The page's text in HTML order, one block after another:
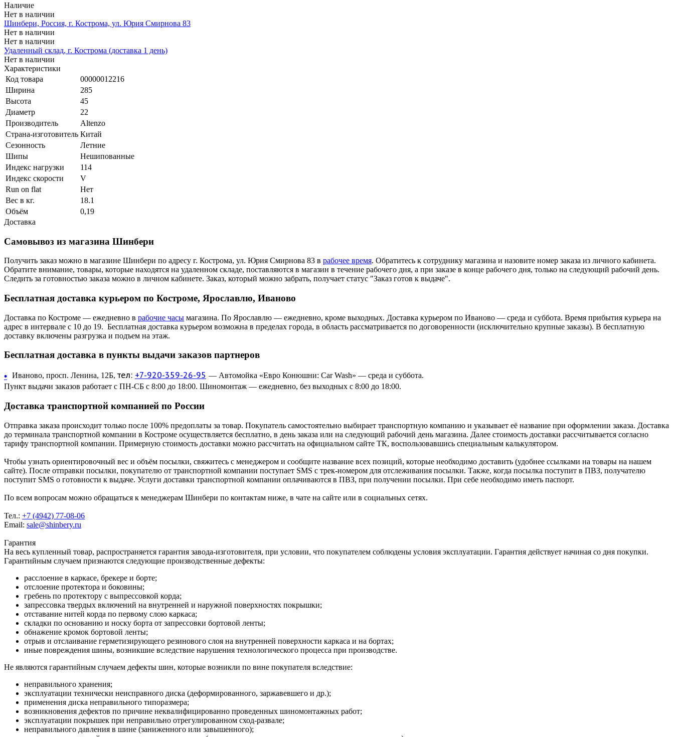
Наличие
Нет в наличии
Шинбери, Россия, г. Кострома, ул. Юрия Смирнова 83
Нет в наличии
Нет в наличии
Удаленный склад, г. Кострома (доставка 1 день)
Нет в наличии
Характеристики
Код товара
00000012216
Ширина
285
Высота
45
Диаметр
22
Производитель
Altenzo
Страна-изготовитель Китай
Сезонность
Летние
Шипы
Нешипованные
Индекс нагрузки
114
Индекс скорости
V
Run on flat
Нет
Вес в кг.
18.1
Объём
0,19
Доставка
Самовывоз из магазина Шинбери
Получить заказ можно в магазине Шинбери по адресу г. Кострома, ул. Юрия Смирнова 83 в рабочее время. Обратитесь к сотруднику магазина и назовите номер заказа из личного кабинета.
Обратите внимание, товары, которые находятся на удаленном складе, поставляются в магазин в течение рабочего дня, а при заказе в конце рабочего дня, только на следующий рабочий день.
Следить за готовностью заказа можно в личном кабинете. Заказ, который можно забрать, получает статус "Заказ готов к выдаче".
Бесплатная доставка курьером по Костроме, Ярославлю, Иваново
Доставка по Костроме — ежедневно в рабочие часы магазина. По Ярославлю — ежедневно, кроме выходных. Доставка курьером по Иваново — среда и суббота. Время прибытия курьера на
адрес в интервале с 10 до 19. Бесплатная доставка курьером возможна в пределах города, в область рассматривается по договоренности (исключительно крупные заказы). В бесплатную
доставку включены разгрузка и подъем на этаж.
Бесплатная доставка в пункты выдачи заказов партнеров
• Иваново, просп. Ленина, 12Б, тел: +7-920-359-26-95 — Автомойка «Евро Конюшни: Car Wash» — среда и суббота.
Пункт выдачи заказов работает с ПН-СБ с 8:00 до 18:00. Шиномонтаж — ежедневно, без выходных с 8:00 до 18:00.
Доставка транспортной компанией по России
Отправка заказа происходит только после 100% предоплаты за товар. Покупатель самостоятельно выбирает транспортную компанию и указывает её название при оформлении заказа. Доставка
до терминала транспортной компании в Костроме осуществляется бесплатно, в день заказа или на следующий рабочий день магазина. Далее стоимость доставки рассчитывается согласно
тарифу транспортной компании. Примерную стоимость доставки можно рассчитать на официальном сайте ТК, воспользовавшись специальным калькулятором.
Чтобы узнать ориентировочный вес и объём посылки, свяжитесь с менеджером и сообщите название всех позиций, которые необходимо доставить (удобнее ссылками на товары на нашем
сайте). После отправки посылки, покупателю от транспортной компании поступает SMS с трек-номером для отслеживания посылки. Также, когда посылка поступит в ПВЗ, получателю
поступит SMS о готовности к выдаче. Услуги доставки транспортной компании оплачиваются в ПВЗ, при получении посылки. При себе необходимо иметь паспорт.
По всем вопросам можно обращаться к менеджерам Шинбери по контактам ниже, в чате на сайте или в социальных сетях.
Тел.: +7 (4942) 77-08-06
Email: sale@shinbery.ru
Гарантия
На весь купленный товар, распространяется гарантия завода-изготовителя, при условии, что покупателем соблюдены условия эксплуатации. Гарантия действует начиная со дня покупки.
Гарантийным случаем признаются следующие производственные дефекты:
расслоение в каркасе, брекере и борте;
отслоение протектора и боковины;
гребень по протектору с выпрессовкой корда;
запрессовка твердых включений на внутренней и наружной поверхностях покрышки;
отставание нитей корда по первому слою каркаса;
складки по основанию и носку борта от запрессовки бортовой ленты;
обнажение кромок бортовой ленты;
отрыв и отслаивание герметизирующего резинового слоя на внутренней поверхности каркаса и на бортах;
иные повреждения шины, возникшие вследствие нарушения технологического процесса при производстве.
Не являются гарантийным случаем дефекты шин, которые возникли по вине покупателя вследствие:
неправильного хранения;
эксплуатации технически неисправного диска (деформированного, заржавевшего и др.);
применения диска неправильного типоразмера;
возникновения дефектов по причине неквалифицированно проведенных шиномонтажных работ;
эксплуатации покрышек при неправильно отрегулированном сход-развале;
неправильного давления в шине (заниженного или завышенного);